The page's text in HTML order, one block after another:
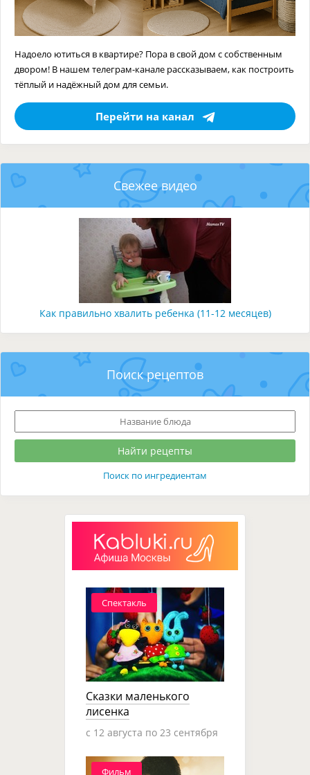
Надоело ютиться в квартире? Пора в свой дом с собственным
двором! В нашем телеграм-канале рассказываем, как построить
тёплый и надёжный дом для семьи.
Перейти на канал
Свежее видео
Как правильно хвалить ребенка (11-12 месяцев)
Поиск рецептов
Поиск по ингредиентам
Спектакль
Сказки маленького
лисенка
c 12 августа по 23 сентября
Фильм